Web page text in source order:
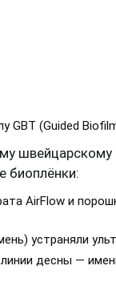
GBT (Guided
швейцарскому
биоплёнки:
AirFlow и
устраняли
десны —